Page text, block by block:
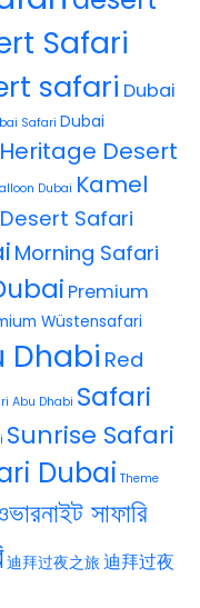
Safari
safari Dubai
Safari Dubai
Heritage Desert
Dubai Kamel
Safari
Morning Safari
Premium
Wüstensafari
Dhabi Red
Abu Dhabi Safari
Sunrise Safari
Dubai Theme
সাফারি
迪拜过夜之旅迪拜过夜